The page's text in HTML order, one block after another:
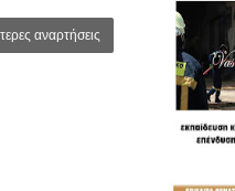
αναρτήσεις